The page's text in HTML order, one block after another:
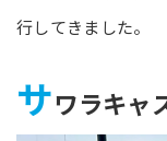
行してきました。
サワラキャ